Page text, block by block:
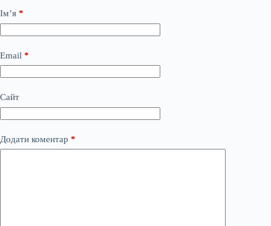
Ім’я *
Email *
Сайт
Додати коментар *